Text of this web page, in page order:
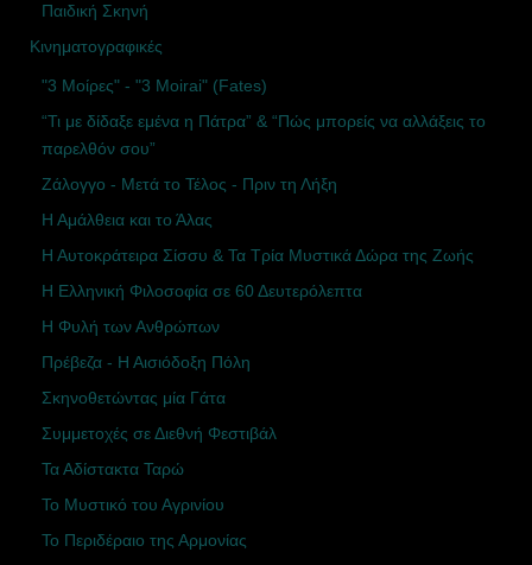
Παιδική Σκηνή
Κινηματογραφικές
"3 Μοίρες" - "3 Moirai" (Fates)
“Τι με δίδαξε εμένα η Πάτρα” & “Πώς μπορείς να αλλάξεις το
παρελθόν σου”
Ζάλογγο - Μετά το Τέλος - Πριν τη Λήξη
Η Αμάλθεια και το Άλας
Η Αυτοκράτειρα Σίσσυ & Τα Τρία Μυστικά Δώρα της Ζωής
Η Ελληνική Φιλοσοφία σε 60 Δευτερόλεπτα
Η Φυλή των Ανθρώπων
Πρέβεζα - Η Αισιόδοξη Πόλη
Σκηνοθετώντας μία Γάτα
Συμμετοχές σε Διεθνή Φεστιβάλ
Τα Αδίστακτα Ταρώ
Το Μυστικό του Αγρινίου
Το Περιδέραιο της Αρμονίας